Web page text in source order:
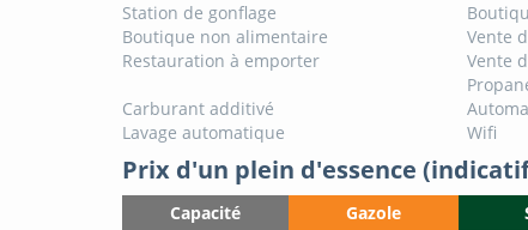
Station de gonflage
Boutique non alimentaire
Vente
Restauration à emporter
Vente
Carburant additivé
Lavage automatique
Wifi
Prix d'un plein d'essence
Capacité Gazole